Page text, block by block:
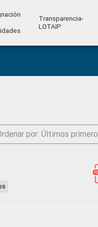
Transparencia-
LOTAIP
por: Últimos primero